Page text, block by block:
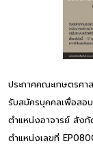
ประกาศคณะเกษตรศ
รับสมัครบุคคลเพื่อสอ
ตำแหน่งอาจารย์ สัง
ตำแหน่งเลขที่